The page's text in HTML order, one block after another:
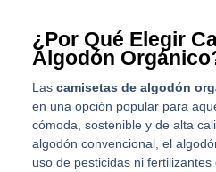
¿Por Qué Elegir
Algodón
Las camisetas de algodón
en una opción popular para
cómoda, sostenible y de alta
algodón convencional, el
uso de pesticidas ni